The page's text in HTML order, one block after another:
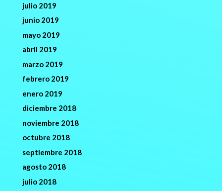
julio 2019
junio 2019
mayo 2019
abril 2019
marzo 2019
febrero 2019
enero 2019
diciembre 2018
noviembre 2018
octubre 2018
septiembre 2018
agosto 2018
julio 2018